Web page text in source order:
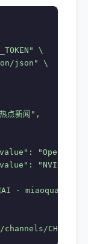
\
json" \
点新闻",
"OpenClaw
"NVIDIA安
·
channels/